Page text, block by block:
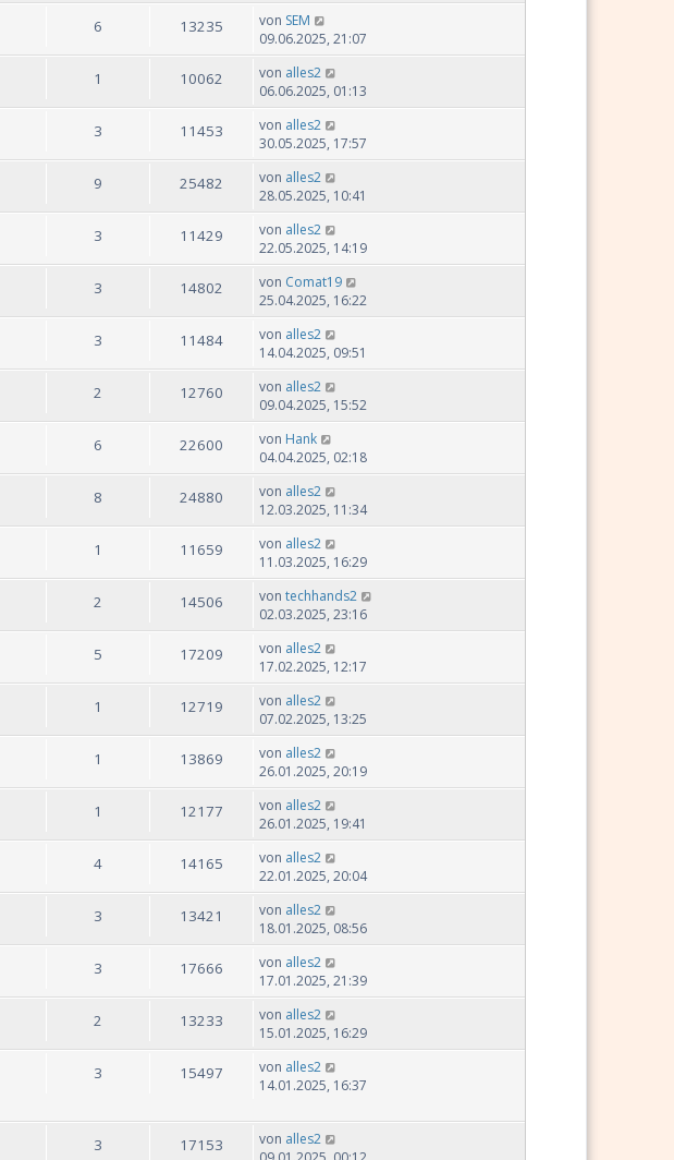
6 13235 von SEM
09.06.2025, 21:07
1 10062 von alles2
06.06.2025, 01:13
3 11453 von alles2
30.05.2025, 17:57
9 25482 von alles2
28.05.2025, 10:41
3 11429 von alles2
22.05.2025, 14:19
3 14802 von Comat19
25.04.2025, 16:22
3 11484 von alles2
14.04.2025, 09:51
2 12760 von alles2
09.04.2025, 15:52
6 22600 von Hank
04.04.2025, 02:18
8 24880 von alles2
12.03.2025, 11:34
1 11659 von alles2
11.03.2025, 16:29
2 14506 von techhands2
02.03.2025, 23:16
5 17209 von alles2
17.02.2025, 12:17
1 12719 von alles2
07.02.2025, 13:25
1 13869 von alles2
26.01.2025, 20:19
1 12177 von alles2
26.01.2025, 19:41
4 14165 von alles2
22.01.2025, 20:04
3 13421 von alles2
18.01.2025, 08:56
3 17666 von alles2
17.01.2025, 21:39
2 13233 von alles2
15.01.2025, 16:29
3 15497 von alles2
14.01.2025, 16:37
3 17153 von alles2